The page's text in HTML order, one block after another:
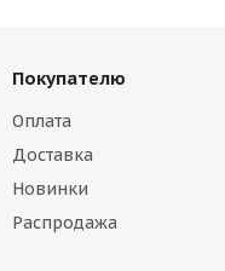
Покупателю
Оплата
Доставка
Новинки
Распродажа